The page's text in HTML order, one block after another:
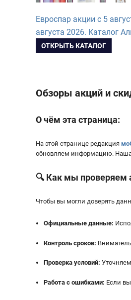
Евроспар акции с 5
августа 2026. Каталог
ОТКРЫТЬ КАТАЛОГ
Обзоры акций и
О чём эта страница:
На этой странице редакция
обновляем информацию. Наша
🔍 Как мы проверяем
Чтобы вы могли доверять
Официальные данные:
Контроль сроков:
Проверка условий:
Работа с ошибками: Если